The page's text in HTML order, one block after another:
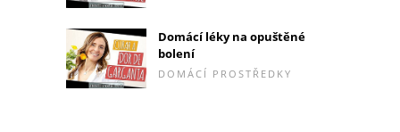
Domácí léky na opuštěné
bolení
DOMÁCÍ PROSTŘEDKY